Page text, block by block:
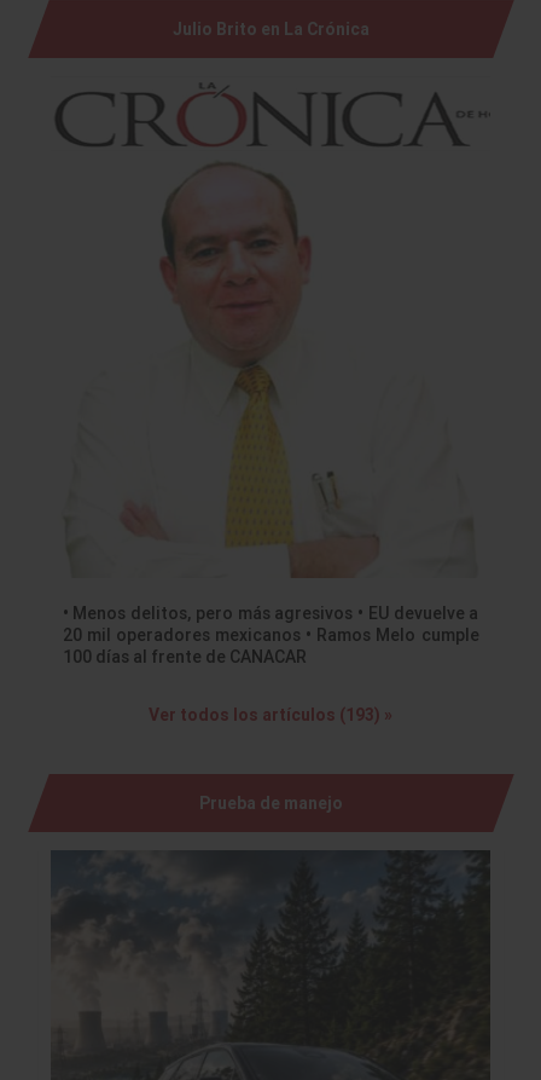
Julio Brito en La Crónica
• Menos delitos, pero más agresivos • EU devuelve a
20 mil operadores mexicanos • Ramos Melo cumple
100 días al frente de CANACAR
Ver todos los artículos (193) »
Prueba de manejo